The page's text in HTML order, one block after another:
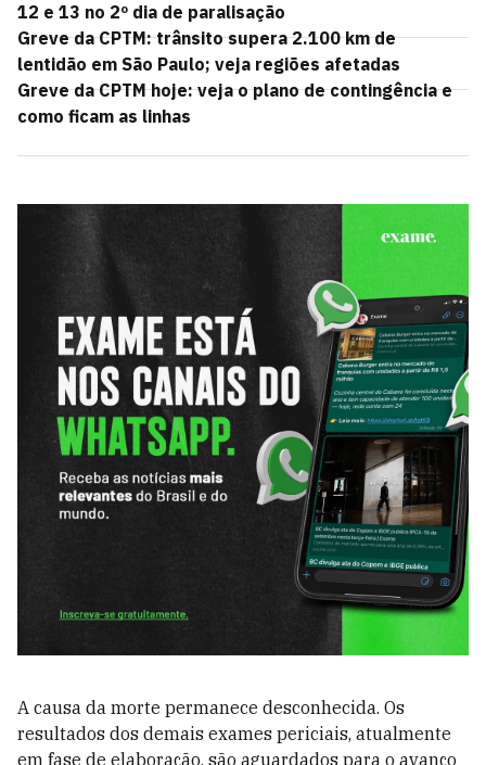
12 e 13 no 2º dia de paralisação
Greve da CPTM: trânsito supera 2.100 km de
lentidão em São Paulo; veja regiões afetadas
Greve da CPTM hoje: veja o plano de contingência e
como ficam as linhas
A causa da morte permanece desconhecida. Os
resultados dos demais exames periciais, atualmente
em fase de elaboração, são aguardados para o avanço